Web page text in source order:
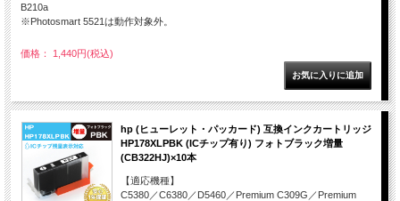
B210a
※Photosmart 5521は動作対象外。
価格： 1,440円(税込)
hp (ヒューレット・パッカード) 互換インクカートリッジ
HP178XLPBK (ICチップ有り) フォトブラック増量
(CB322HJ)×10本
【適応機種】
C5380／C6380／D5460／Premium C309G／Premium